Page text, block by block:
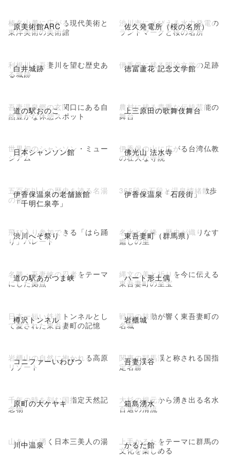
原美術館ARC
榛名山麓に広がる現代美術と
東洋美術の美術館
佐久発電所（桜の名所）
渋川市にそびえる水力発電の
ランドマークと桜の名所
白井城跡
利根川と吾妻川を望む歴史あ
る城跡
徳冨蘆花 記念文学館
伊香保に残る明治文学の足跡
道の駅おのこ
吾妻温泉郷の玄関口にある自
然豊かな休憩スポット
上三原田の歌舞伎舞台
農村に残る貴重な伝統芸能の
舞台
日本シャンソン館
世界初のシャンソン・ミュー
ジアム
佛光山 法水寺
伊香保の山に広がる台湾仏教
の壮大な寺院
伊香保温泉の老舗旅館
「千明仁泉亭」
五百年以上の歴史を誇る名湯
の宿
伊香保温泉「石段街」
365段の石段と温泉情緒散歩
渋川へそ祭り
飛び入り参加できる「はら踊
り」パレード
東吾妻町（群馬県）
名水と名峰、歴史が織りなす
癒しの里
道の駅あがつま峡
名勝・吾妻峡の忍者をテーマ
にした拠点
ハート形土偶
縄文の美と祈りを今に伝える
東吾妻町の至宝
樽沢トンネル
日本一短い鉄道トンネルとし
て愛された東吾妻町の記憶
岩櫃城
戦国の鼓動が響く東吾妻町の
名城
コニファーいわびつ
岩櫃山の自然に抱かれる高原
リゾート
吾妻渓谷
関東の耶馬渓と称される国指
定名勝
原町の大ケヤキ
千年の時を刻む国指定天然記
念物
箱島湧水
大杉の根元から湧き出る名水
百選の清流
川中温泉
山あいに湧く日本三美人の湯 かるた館
上毛かるたをテーマに群馬の
文化を楽しめる